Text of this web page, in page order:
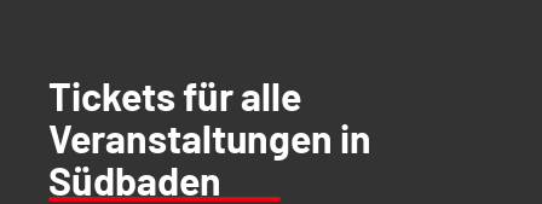
Tickets für alle
Veranstaltungen in
Südbaden